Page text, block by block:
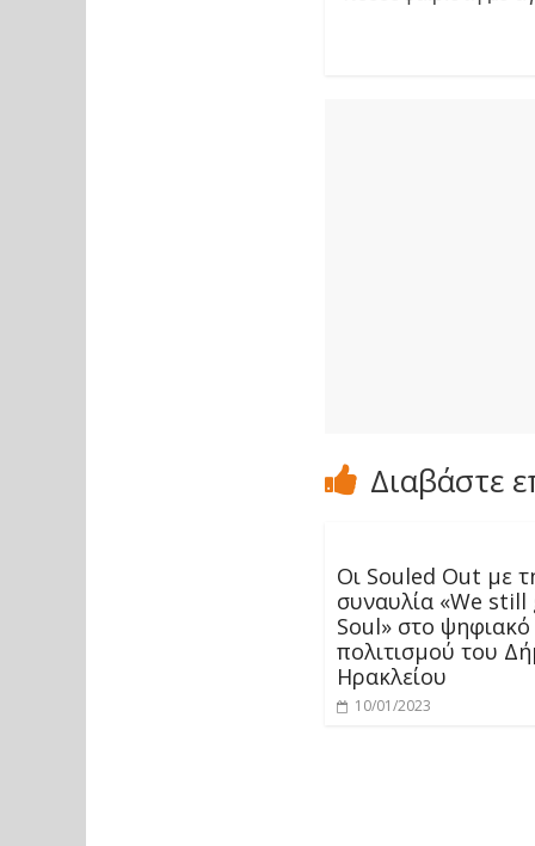
Διαβάστε
Οι Souled Out με
συναυλία «We
Soul» στο ψηφιακό
πολιτισμού του
Ηρακλείου
10/01/2023